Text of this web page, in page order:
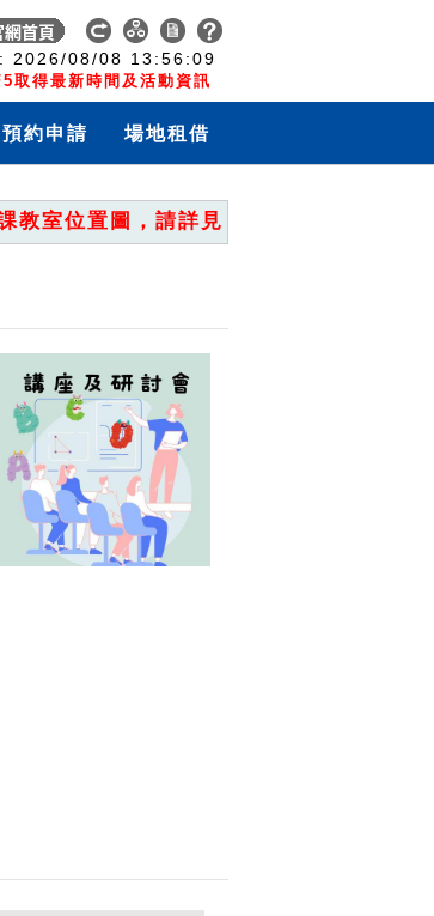
2026/08/08 13:56:10
取得最新時間及活動資訊
預約申請 場地租借
位置圖，請詳見「重要公告」。